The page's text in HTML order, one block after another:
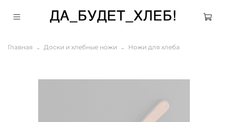
Главная Доски и хлебные ножи Ножи для хлеба